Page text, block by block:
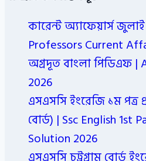
কারেন্ট অ্যাফেয়ার্স
Professors Current
অগ্রদূত বাংলা পিডিএফ |
2026
এসএসসি ইংরেজি ১ম পত্র
বোর্ড) | Ssc English 1st
Solution 2026